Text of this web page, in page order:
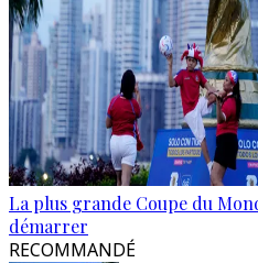
La plus grande Coupe du
démarrer
RECOMMANDÉ